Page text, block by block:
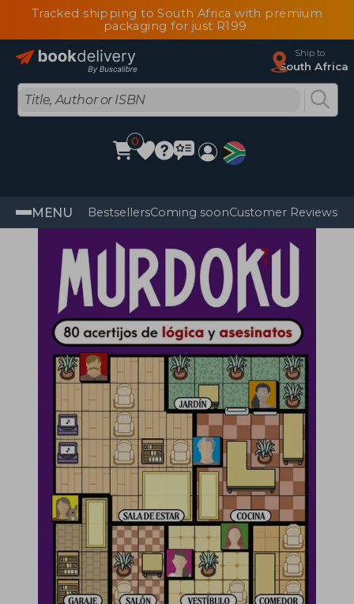
Tracked shipping to South Africa with premium
packaging for just R199
Ship to
South Africa
0
MENU BestsellersComing soonCustomer Reviews